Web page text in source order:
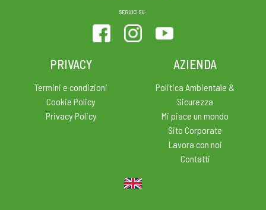
SEGUICI SU:
PRIVACY
Termini e condizioni
Cookie Policy
Privacy Policy
AZIENDA
Politica Ambientale &
Sicurezza
Mi piace un mondo
Sito Corporate
Lavora con noi
Contatti